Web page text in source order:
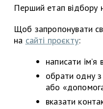
Перший етап відбору
Щоб запропонувати
на сайті проєкту:
написати ім’я
обрати одну з
або
вказати